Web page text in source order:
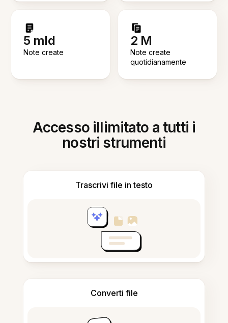
5 mld
Note create
2 M
Note create
quotidianamente
Accesso illimitato a tutti i
nostri strumenti
Trascrivi file in testo
Converti file